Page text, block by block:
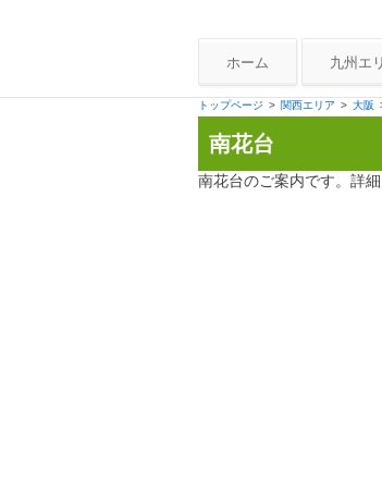
ホーム 九州エ
トップページ 関西エリア 大阪
南花台
南花台のご案内です。詳